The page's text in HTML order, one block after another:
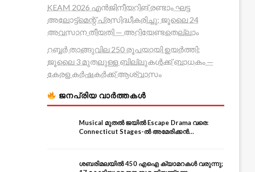
KEAM 2026 എൻജിനീയറിങ് രണ്ടാം ഘട്ട
അലോട്ട്മെന്റ് പ്രസിദ്ധീകരിച്ചു; ജൂലൈ 24
അവസാന തീയതി — അറിയേണ്ടതെല്ലാം
റബ്ബർ താങ്ങുവില 250 രൂപയായി ഉയർത്തി;
ജൂലൈ 3 മുതലുള്ള ബില്ലുകൾക്ക് ബാധകം —
കേരള കർഷകർക്ക് ആശ്വാസം
ജനപ്രിയ വാർത്തകൾ
Musical മുതൽ ജയിൽ Escape Drama വരെ:
Connecticut Stages-ൽ അമേരിക്കൻ
ശബരിമലയിൽ 450 എഐ ക്യാമറകൾ വരുന്നു;